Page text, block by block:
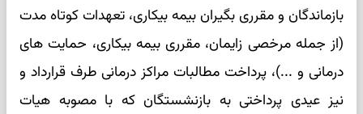
بازماندگان و مقرری بگیران بیمه بیکاری، تعهدات کوتاه مدت
(از جمله مرخصی زایمان، مقرری بیمه بیکاری، حمایت های
درمانی و ...)، پرداخت مطالبات مراکز درمانی طرف قرارداد و
نیز عیدی پرداختی به بازنشستگان که با مصوبه هیات